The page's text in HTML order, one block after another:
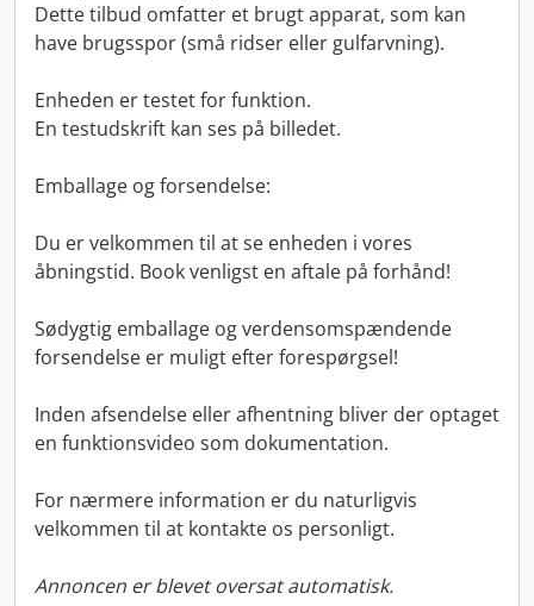
Dette tilbud omfatter et brugt apparat, som kan
have brugsspor (små ridser eller gulfarvning).
Enheden er testet for funktion.
En testudskrift kan ses på billedet.
Emballage og forsendelse:
Du er velkommen til at se enheden i vores
åbningstid. Book venligst en aftale på forhånd!
Sødygtig emballage og verdensomspændende
forsendelse er muligt efter forespørgsel!
Inden afsendelse eller afhentning bliver der optaget
en funktionsvideo som dokumentation.
For nærmere information er du naturligvis
velkommen til at kontakte os personligt.
Annoncen er blevet oversat automatisk.